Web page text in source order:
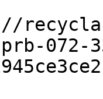
072-